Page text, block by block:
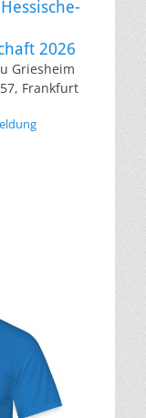
2026
Griesheim
Frankfurt